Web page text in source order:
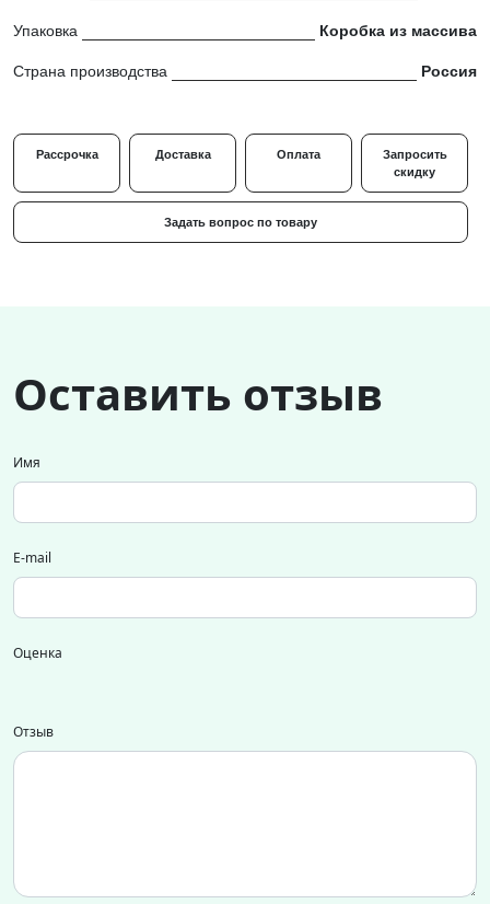
Упаковка Коробка из массива
Страна производства Россия
Рассрочка Доставка Оплата
Запросить
скидку
Задать вопрос по товару
Оставить отзыв
Имя
E-mail
Оценка
Отзыв